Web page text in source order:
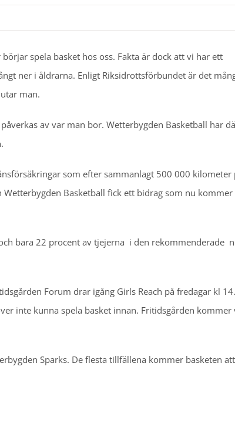
spela basket hos oss. Fakta är dock att vi har ett
ner i åldrarna. Enligt Riksidrottsförbundet är det
man.
av var man bor. Wetterbygden Basketball har
som efter sammanlagt 500 000 kilometer
Basketball fick ett bidrag som nu kommer
bara 22 procent av tjejerna i den rekommenderade
Forum drar igång Girls Reach på fredagar kl
inte kunna spela basket innan. Fritidsgården kommer
Sparks. De flesta tillfällena kommer basketen